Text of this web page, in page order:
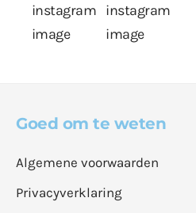
Goed om te weten
Algemene voorwaarden
Privacyverklaring